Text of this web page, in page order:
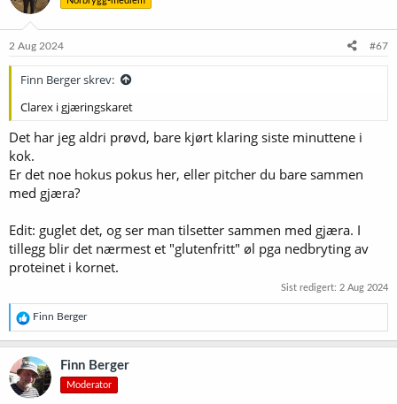
o
e
2 Aug 2024 #67
Finn Berger skrev:
Clarex i gjæringskaret
Det har jeg aldri prøvd, bare kjørt klaring siste minuttene i
kok.
Er det noe hokus pokus her, eller pitcher du bare sammen
med gjæra?
Edit: guglet det, og ser man tilsetter sammen med gjæra. I
tillegg blir det nærmest et "glutenfritt" øl pga nedbryting av
proteinet i kornet.
Sist redigert: 2 Aug 2024
R
e
a
k
s
j
o
Finn Berger
Finn Berger
Moderator